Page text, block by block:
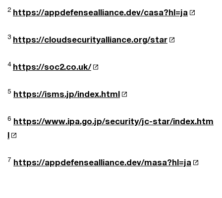
2 https://appdefensealliance.dev/casa?hl=ja
3 https://cloudsecurityalliance.org/star
4 https://soc2.co.uk/
5 https://isms.jp/index.html
6 https://www.ipa.go.jp/security/jc-star/index.htm
l
7 https://appdefensealliance.dev/masa?hl=ja